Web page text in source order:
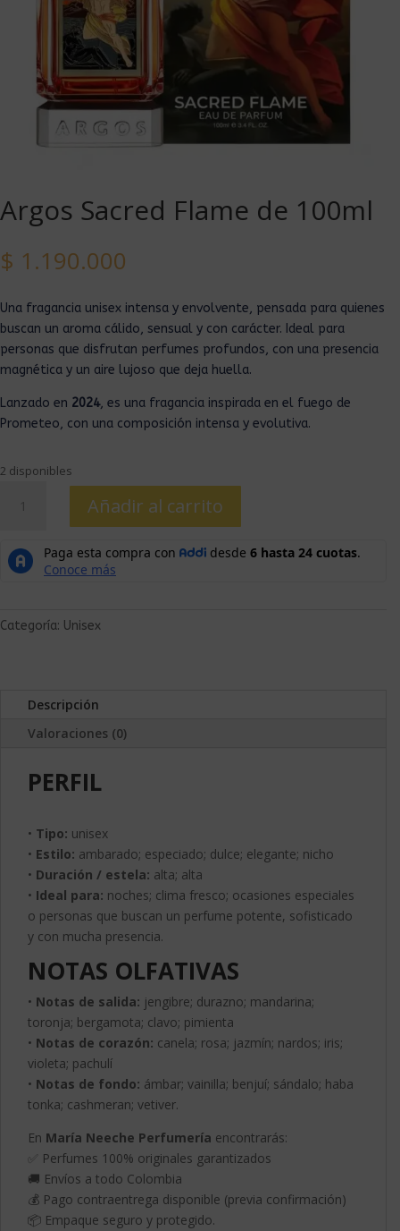
Argos Sacred Flame de 100ml
$ 1.190.000
Una fragancia unisex intensa y envolvente, pensada para quienes
buscan un aroma cálido, sensual y con carácter. Ideal para
personas que disfrutan perfumes profundos, con una presencia
magnética y un aire lujoso que deja huella.
Lanzado en 2024, es una fragancia inspirada en el fuego de
Prometeo, con una composición intensa y evolutiva.
2 disponibles
Añadir al carrito
Categoría: Unisex
Descripción
Valoraciones (0)
PERFIL
• Tipo: unisex
• Estilo: ambarado; especiado; dulce; elegante; nicho
• Duración / estela: alta; alta
• Ideal para: noches; clima fresco; ocasiones especiales
o personas que buscan un perfume potente, sofisticado
y con mucha presencia.
NOTAS OLFATIVAS
• Notas de salida: jengibre; durazno; mandarina;
toronja; bergamota; clavo; pimienta
• Notas de corazón: canela; rosa; jazmín; nardos; iris;
violeta; pachulí
• Notas de fondo: ámbar; vainilla; benjuí; sándalo; haba
tonka; cashmeran; vetiver.
En María Neeche Perfumería encontrarás:
✅ Perfumes 100% originales garantizados
🚚 Envíos a todo Colombia
💰 Pago contraentrega disponible (previa confirmación)
📦 Empaque seguro y protegido.